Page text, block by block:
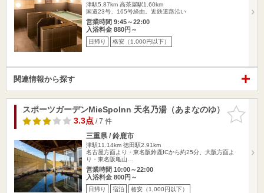
津駅5.87km 高茶屋駅1.60km
国道23号、165号経由。近鉄道路沿い
営業時間 9:45～22:00
入浴料金 880円～
日帰り 格安（1,000円以下）
関連情報から探す
お気に入
りに追加
スポーツガーデンMieSpoInn 天名乃湯（あまなのゆ）
3.3点/ 7 件
三重県 / 鈴鹿市
津駅11.14km 徳田駅2.91km
名古屋方面より・東名阪鈴鹿ICから約25分、大阪方面よ
り・東名阪亀山…
営業時間 10:00～22:00
入浴料金 800円～
日帰り 宿泊 格安（1,000円以下）